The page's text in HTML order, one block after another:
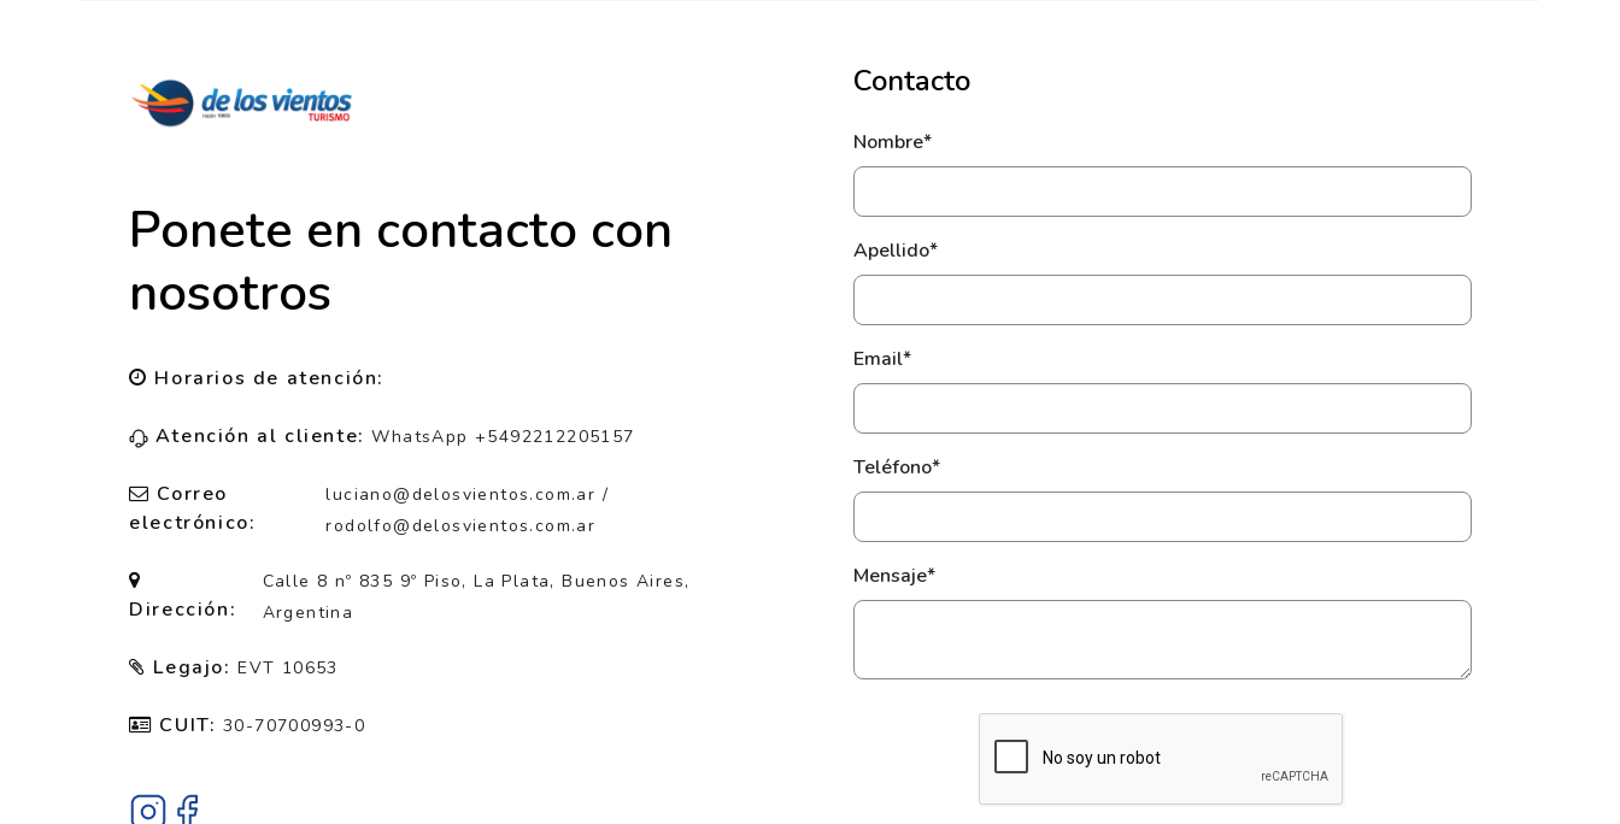
Ponete en contacto con
nosotros
Horarios de atención:
Atención al cliente:WhatsApp +5492212205157
Correo
electrónico:
luciano@delosvientos.com.ar /
rodolfo@delosvientos.com.ar
Dirección:
Calle 8 nº 835 9º Piso, La Plata, Buenos Aires,
Argentina
Legajo:EVT 10653
CUIT:30-70700993-0
Contacto
Nombre*
Apellido*
Email*
Teléfono*
Mensaje*